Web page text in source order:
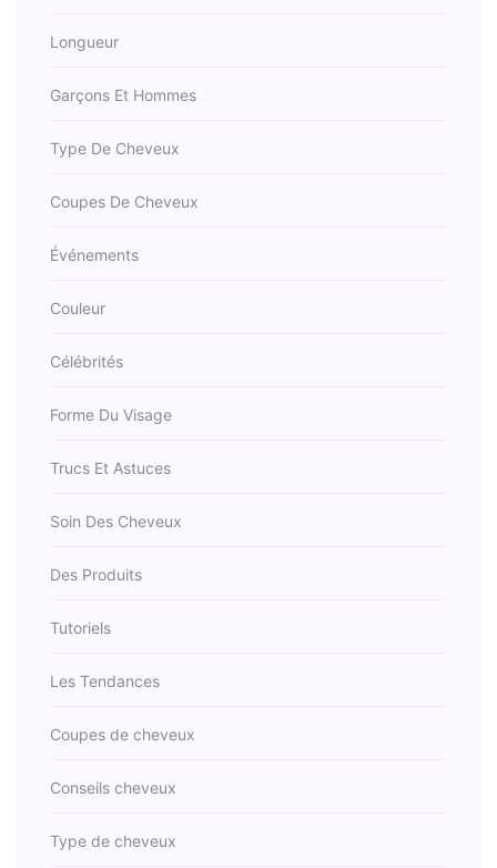
Longueur
Garçons Et Hommes
Type De Cheveux
Coupes De Cheveux
Événements
Couleur
Célébrités
Forme Du Visage
Trucs Et Astuces
Soin Des Cheveux
Des Produits
Tutoriels
Les Tendances
Coupes de cheveux
Conseils cheveux
Type de cheveux